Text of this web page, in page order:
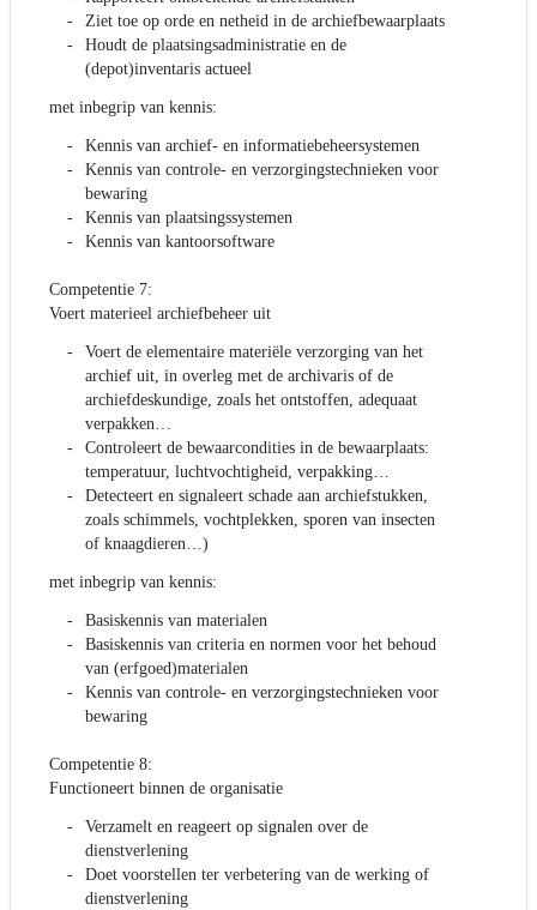
Ziet toe op orde en netheid in de archiefbewaarplaats
Houdt de plaatsingsadministratie en de
(depot)inventaris actueel
met inbegrip van kennis:
Kennis van archief- en informatiebeheersystemen
Kennis van controle- en verzorgingstechnieken voor
bewaring
Kennis van plaatsingssystemen
Kennis van kantoorsoftware
Competentie 7:
Voert materieel archiefbeheer uit
Voert de elementaire materiële verzorging van het
archief uit, in overleg met de archivaris of de
archiefdeskundige, zoals het ontstoffen, adequaat
verpakken…
Controleert de bewaarcondities in de bewaarplaats:
temperatuur, luchtvochtigheid, verpakking…
Detecteert en signaleert schade aan archiefstukken,
zoals schimmels, vochtplekken, sporen van insecten
of knaagdieren…)
met inbegrip van kennis:
Basiskennis van materialen
Basiskennis van criteria en normen voor het behoud
van (erfgoed)materialen
Kennis van controle- en verzorgingstechnieken voor
bewaring
Competentie 8:
Functioneert binnen de organisatie
Verzamelt en reageert op signalen over de
dienstverlening
Doet voorstellen ter verbetering van de werking of
dienstverlening